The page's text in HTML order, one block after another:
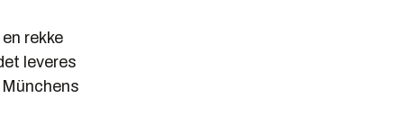
rekke
leveres